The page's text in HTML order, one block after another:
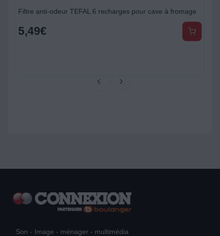
Filtre anti-odeur TEFAL 6 recharges pour cave à fromage
5,49€
Son - Image - ménager - multimédia